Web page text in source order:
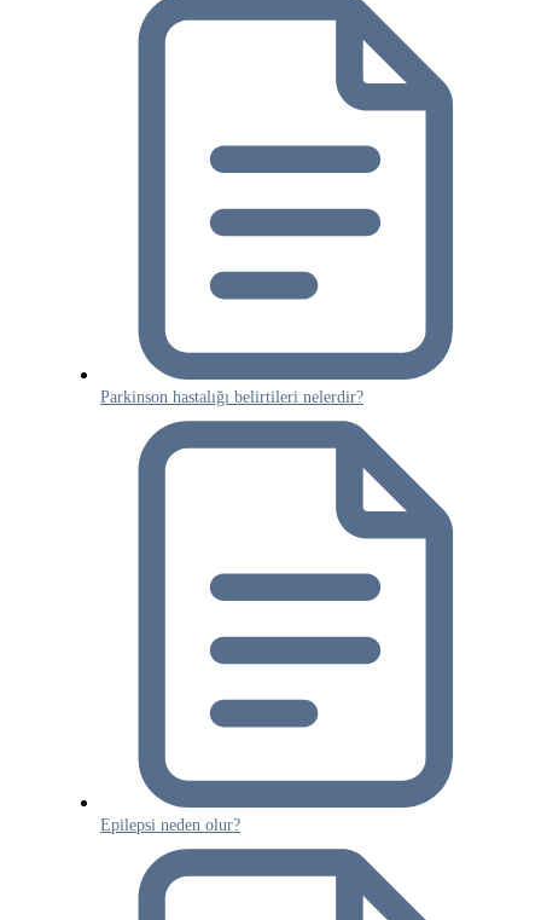
Parkinson hastalığı belirtileri nelerdir?
Epilepsi neden olur?